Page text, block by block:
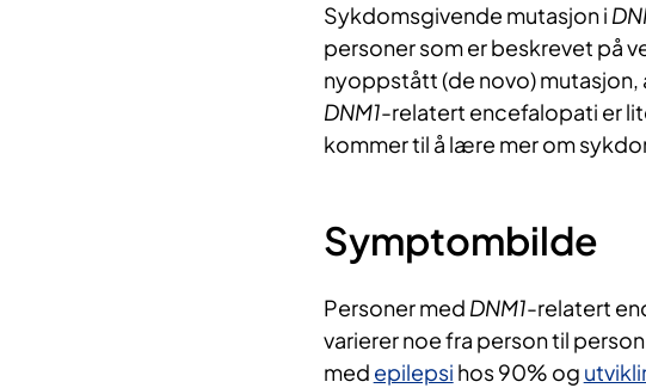
​Sykdomsgivende mutasjon i
personer som er beskrevet på
nyoppstått (de novo) mutasjon,
DNM1-relatert encefalopati er
kommer til å lære mer om
Symptombilde
Personer med DNM1-relatert
varierer noe fra person til
med epilepsi hos 90% og